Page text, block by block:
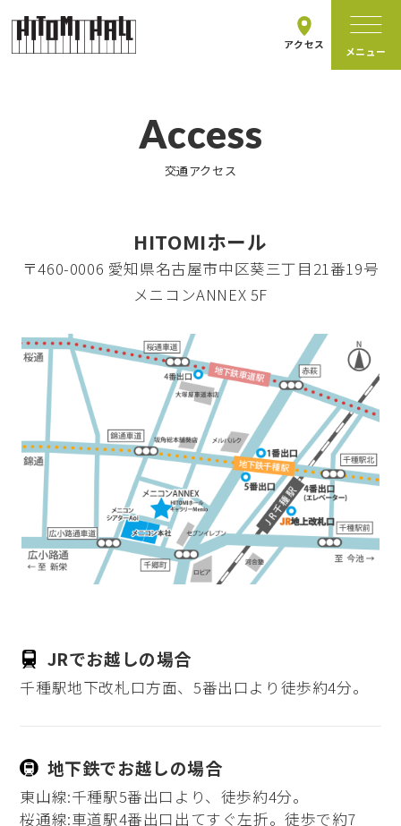
ホールについて
主催イベント
イベントカレンダー
貸館情報
よくあるご質問
アクセス
個人情報保護方針
アクセス
Access
交通アクセス
HITOMIホール
〒460-0006 愛知県名古屋市中区葵三丁目21番19号
メニコンANNEX 5F
JRでお越しの場合
千種駅地下改札口方面、5番出口より徒歩約4分。
地下鉄でお越しの場合
東山線:千種駅5番出口より、徒歩約4分。
桜通線:車道駅4番出口出てすぐ左折。徒歩で約7